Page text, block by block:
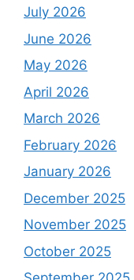
July 2026
June 2026
May 2026
April 2026
March 2026
February 2026
January 2026
December 2025
November 2025
October 2025